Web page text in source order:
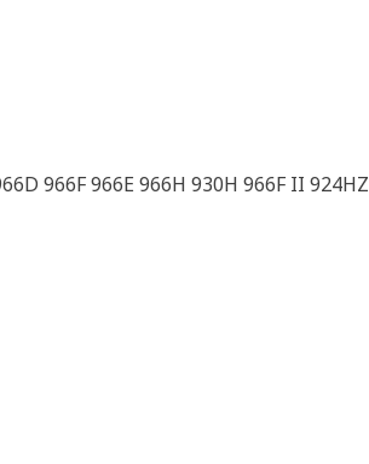
966F 966E 966H 930H 966F II